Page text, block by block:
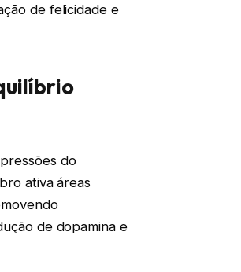
de felicidade e
do
ativa áreas
de dopamina e